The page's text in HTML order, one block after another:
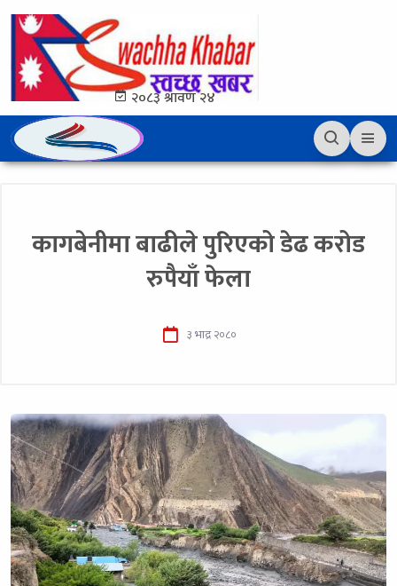
२०८३ श्रावण २४
कागबेनीमा बाढीले पुरिएको डेढ करोड
रुपैयाँ फेला
३ भाद्र २०८०